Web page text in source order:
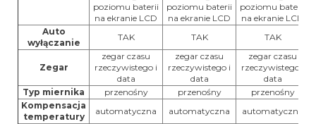
poziomu baterii
na ekranie LCD
poziomu baterii
na ekranie LCD
poziomu baterii
na ekranie LCD
Auto
wyłączanie
TAK TAK TAK
Zegar
zegar czasu
rzeczywistego i
data
zegar czasu
rzeczywistego i
data
zegar czasu
rzeczywistego i
data
Typ miernika
przenośny przenośny
przenośny
Kompensacja
temperatury
automatyczna automatyczna automatyczna